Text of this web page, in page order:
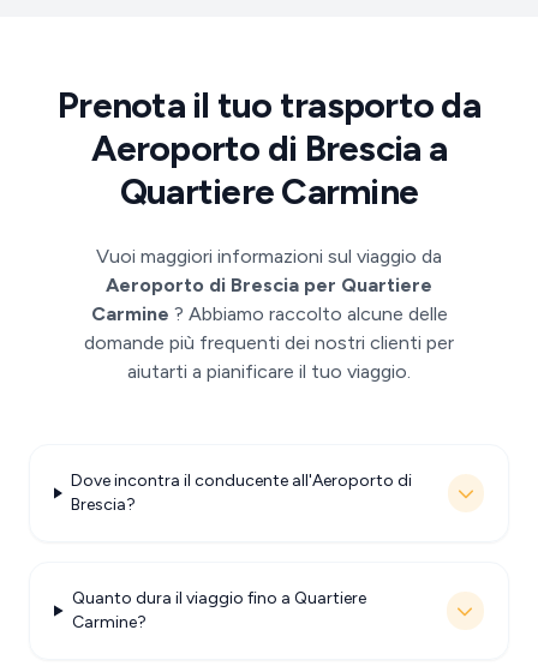
Prenota il tuo trasporto da
Aeroporto di Brescia a
Quartiere Carmine
Vuoi maggiori informazioni sul viaggio da
Aeroporto di Brescia per Quartiere
Carmine ? Abbiamo raccolto alcune delle
domande più frequenti dei nostri clienti per
aiutarti a pianificare il tuo viaggio.
Dove incontra il conducente all'Aeroporto di
Brescia?
Quanto dura il viaggio fino a Quartiere
Carmine?